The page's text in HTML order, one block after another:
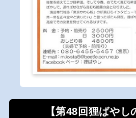
【第48回狸ばやし